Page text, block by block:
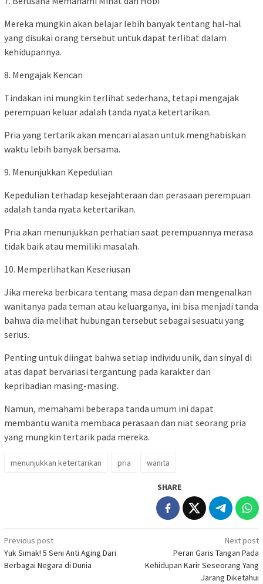
Mereka mungkin akan belajar lebih banyak tentang hal-hal
yang disukai orang tersebut untuk dapat terlibat dalam
kehidupannya.
8. Mengajak Kencan
Tindakan ini mungkin terlihat sederhana, tetapi mengajak
perempuan keluar adalah tanda nyata ketertarikan.
Pria yang tertarik akan mencari alasan untuk menghabiskan
waktu lebih banyak bersama.
9. Menunjukkan Kepedulian
Kepedulian terhadap kesejahteraan dan perasaan perempuan
adalah tanda nyata ketertarikan.
Pria akan menunjukkan perhatian saat perempuannya merasa
tidak baik atau memiliki masalah.
10. Memperlihatkan Keseriusan
Jika mereka berbicara tentang masa depan dan mengenalkan
wanitanya pada teman atau keluarganya, ini bisa menjadi tanda
bahwa dia melihat hubungan tersebut sebagai sesuatu yang
serius.
Penting untuk diingat bahwa setiap individu unik, dan sinyal di
atas dapat bervariasi tergantung pada karakter dan
kepribadian masing-masing.
Namun, memahami beberapa tanda umum ini dapat
membantu wanita membaca perasaan dan niat seorang pria
yang mungkin tertarik pada mereka.
menunjukkan ketertarikan pria wanita
SHARE
Post
navigation
Previous post
Yuk Simak! 5 Seni Anti Aging Dari
Berbagai Negara di Dunia
Next post
Peran Garis Tangan Pada
Kehidupan Karir Seseorang Yang
Jarang Diketahui